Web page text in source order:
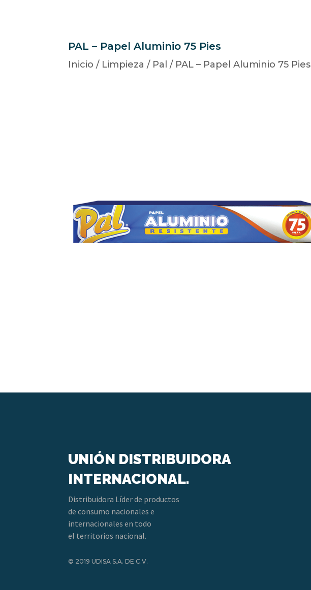
PAL – Papel Aluminio 75 Pies
Inicio / Limpieza / Pal / PAL – Papel Aluminio 75 Pies
UNIÓN DISTRIBUIDORA
INTERNACIONAL.
Distribuidora Líder de productos
de consumo nacionales e
internacionales en todo
el territorios nacional.
© 2019 UDISA S.A. DE C.V.